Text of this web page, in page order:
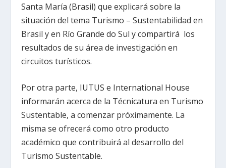
Santa María (Brasil) que explicará sobre la
situación del tema Turismo – Sustentabilidad en
Brasil y en Río Grande do Sul y compartirá los
resultados de su área de investigación en
circuitos turísticos.
Por otra parte, IUTUS e International House
informarán acerca de la Técnicatura en Turismo
Sustentable, a comenzar próximamente. La
misma se ofrecerá como otro producto
académico que contribuirá al desarrollo del
Turismo Sustentable.